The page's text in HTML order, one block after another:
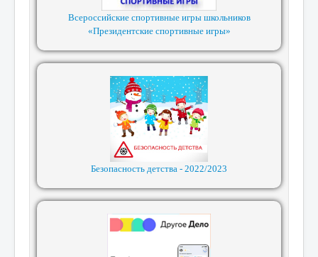
Всероссийские спортивные игры школьников
«Президентские спортивные игры»
Безопасность детства - 2022/2023